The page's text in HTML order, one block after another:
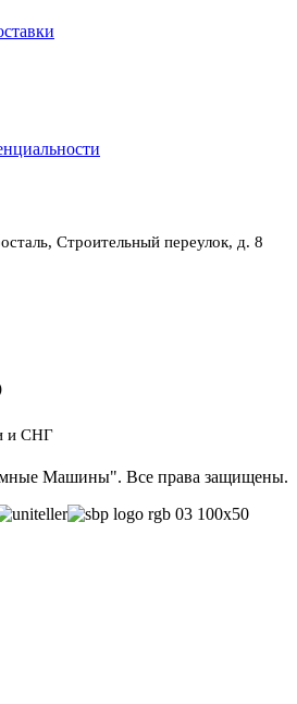
Строительный переулок, д. 8
и СНГ
Машины". Все права защищены.